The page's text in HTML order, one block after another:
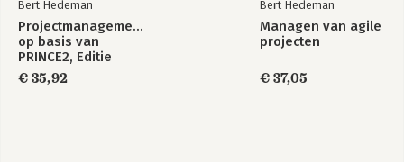
7.08 Efficiency
7.09 Betrouwbaarheid
7.10 Waardengevoeligheid
7.11 Ethiek
Bert Hedeman
Projectmanagement
op basis van
PRINCE2, Editie
2009
€ 35,92
Bert Hedeman
Managen van agile
projecten
€ 37,05